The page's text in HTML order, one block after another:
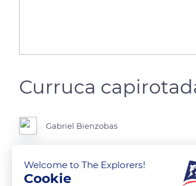
Curruca
Gabriel Bienzobas
Curruca de mediano tamaño y relativamente
física que diferencia a la curruca HEMBRA es
Welcome to The Explorers!
Cookie